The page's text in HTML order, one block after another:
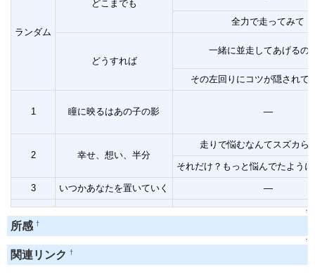
ランダム
どこまでも
全力で走ってみて
どうすれば
一緒に並走してあげるの
その左回りにコツが隠されて
1 瞳に映るはあの子の影 ―
2 幸せ、想い、半分
走りで悩むなんてスズカら
それだけ？もっと悩んでたよう
3 いつかあなたを置いていく ―
↑
所感 †
↑
関連リンク †